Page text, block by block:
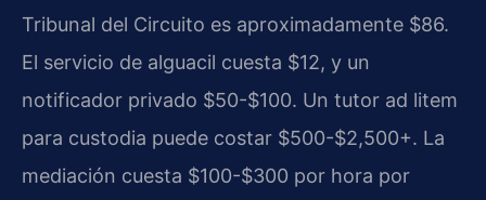
Tribunal del Circuito es aproximadamente $86.
El servicio de alguacil cuesta $12, y un
notificador privado $50-$100. Un tutor ad litem
para custodia puede costar $500-$2,500+. La
mediación cuesta $100-$300 por hora por